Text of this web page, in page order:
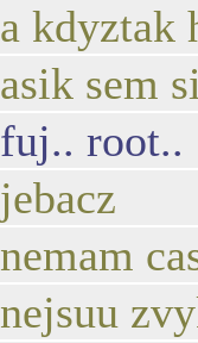
a kdyztak
asik sem
fuj.. root..
jebacz
nemam
nejsuu